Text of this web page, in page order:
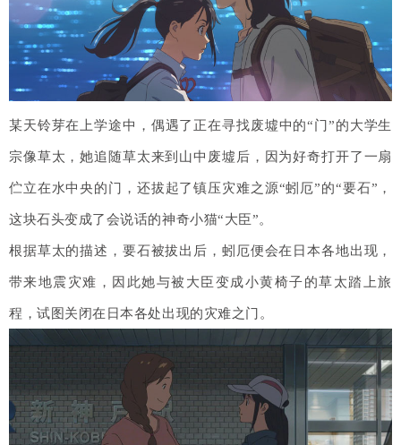
某天铃芽在上学途中，偶遇了正在寻找废墟中的“门”的大学生
宗像草太，她追随草太来到山中废墟后，因为好奇打开了一扇
伫立在水中央的门，还拔起了镇压灾难之源“蚓厄”的“要石”，
这块石头变成了会说话的神奇小猫“大臣”。
根据草太的描述，要石被拔出后，蚓厄便会在日本各地出现，
带来地震灾难，因此她与被大臣变成小黄椅子的草太踏上旅
程，试图关闭在日本各处出现的灾难之门。